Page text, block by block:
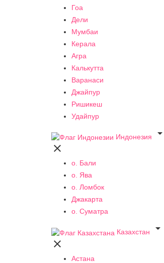
Гоа
Дели
Мумбаи
Керала
Агра
Калькутта
Варанаси
Джайпур
Ришикеш
Удайпур
Индонезия


о. Бали
о. Ява
о. Ломбок
Джакарта
о. Суматра
Казахстан


Астана